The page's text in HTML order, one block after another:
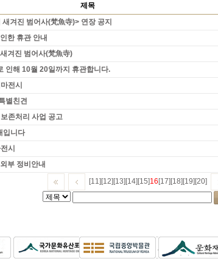
제목
겨진 범어사(梵魚寺)> 연장 공지
한 휴관 안내
겨진 범어사(梵魚寺)
인해 10월 20일까지 휴관합니다.
전시
별친견
존처리 사업 공고
입니다
시
부 정비안내
[11] [12] [13] [14] [15]16 [17] [18] [19] [20]